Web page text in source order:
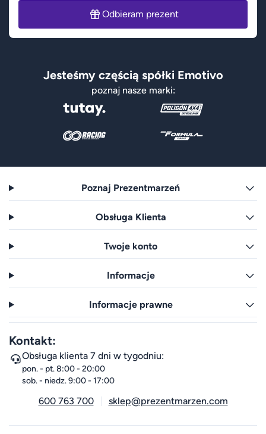
Odbieram prezent
Jesteśmy częścią spółki Emotivo
poznaj nasze marki:
Poznaj Prezentmarzeń
Obsługa Klienta
Twoje konto
Informacje
Informacje prawne
Kontakt:
Obsługa klienta 7 dni w tygodniu:
pon. - pt. 8:00 - 20:00
sob. - niedz. 9:00 - 17:00
600 763 700 sklep@prezentmarzen.com